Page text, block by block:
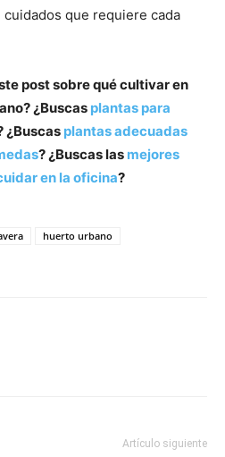
que requiere cada
post sobre qué cultivar en
¿Buscas plantas para
¿Buscas plantas adecuadas
? ¿Buscas las mejores
en la oficina?
huerto urbano
Artículo siguiente